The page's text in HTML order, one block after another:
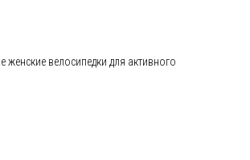
женские велосипедки для активного